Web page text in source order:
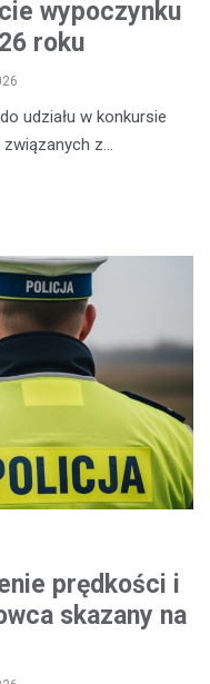
wypoczynku
roku
udziału w konkursie
z…
prędkości i
skazany na